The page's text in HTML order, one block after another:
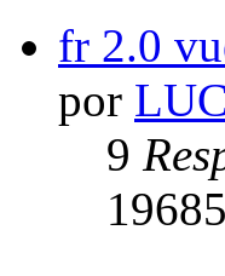
fr 2.0
por
9
19685